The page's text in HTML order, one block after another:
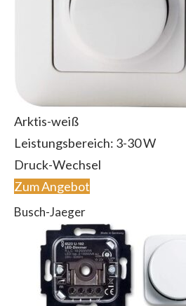
Arktis-weiß
Leistungsbereich: 3-30 W
Druck-Wechsel
Zum Angebot
Busch-Jaeger